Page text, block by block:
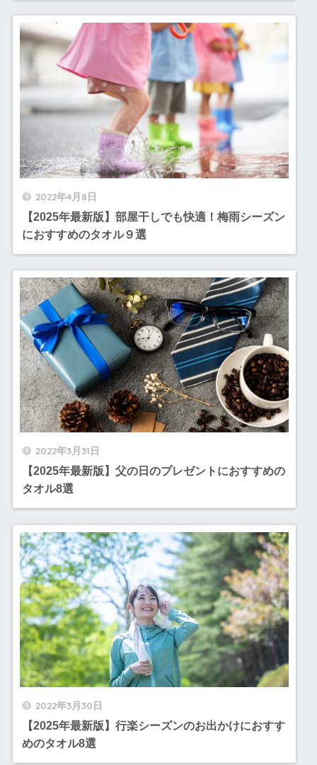
2022年4月8日
【2025年最新版】部屋干しでも快適！梅雨シーズン
におすすめのタオル９選
2022年3月31日
【2025年最新版】父の日のプレゼントにおすすめの
タオル8選
2022年3月30日
【2025年最新版】行楽シーズンのお出かけにおすす
めのタオル8選